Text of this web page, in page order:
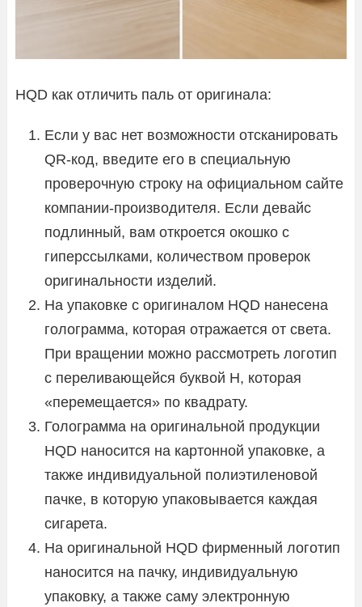
HQD как отличить паль от оригинала:
Если у вас нет возможности отсканировать
QR-код, введите его в специальную
проверочную строку на официальном сайте
компании-производителя. Если девайс
подлинный, вам откроется окошко с
гиперссылками, количеством проверок
оригинальности изделий.
На упаковке с оригиналом HQD нанесена
голограмма, которая отражается от света.
При вращении можно рассмотреть логотип
с переливающейся буквой Н, которая
«перемещается» по квадрату.
Голограмма на оригинальной продукции
HQD наносится на картонной упаковке, а
также индивидуальной полиэтиленовой
пачке, в которую упаковывается каждая
сигарета.
На оригинальной HQD фирменный логотип
наносится на пачку, индивидуальную
упаковку, а также саму электронную